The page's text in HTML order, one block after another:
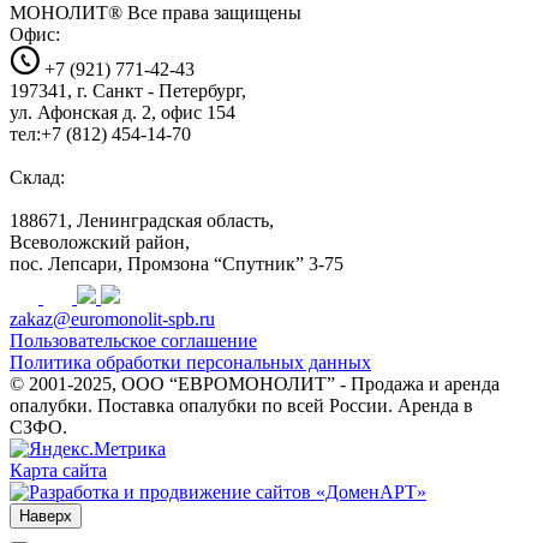
МОНОЛИТ® Все права защищены
Офис:
+7 (921) 771-42-43
197341, г. Санкт - Петербург,
ул. Афонская д. 2, офис 154
тел:+7 (812) 454-14-70
Склад:
188671, Ленинградская область,
Всеволожский район,
пос. Лепсари, Промзона “Спутник” 3-75
zakaz@euromonolit-spb.ru
Пользовательское соглашение
Политика обработки персональных данных
© 2001-2025, ООО “ЕВРОМОНОЛИТ” - Продажа и аренда
опалубки. Поставка опалубки по всей России. Аренда в
СЗФО.
Карта сайта
Наверх